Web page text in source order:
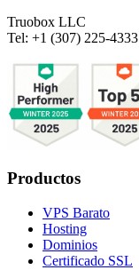
Truobox LLC
Tel: +1 (307) 225-4333
Productos
VPS Barato
Hosting
Dominios
Certificado SSL